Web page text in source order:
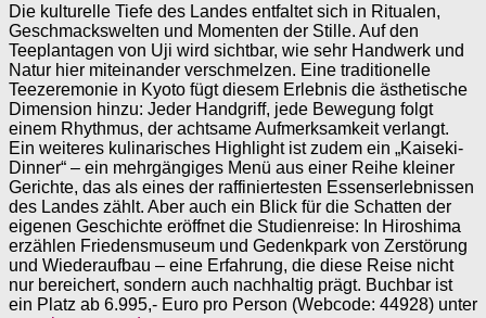
Die kulturelle Tiefe des Landes entfaltet sich in Ritualen,
Geschmackswelten und Momenten der Stille. Auf den
Teeplantagen von Uji wird sichtbar, wie sehr Handwerk und
Natur hier miteinander verschmelzen. Eine traditionelle
Teezeremonie in Kyoto fügt diesem Erlebnis die ästhetische
Dimension hinzu: Jeder Handgriff, jede Bewegung folgt
einem Rhythmus, der achtsame Aufmerksamkeit verlangt.
Ein weiteres kulinarisches Highlight ist zudem ein „Kaiseki-
Dinner“ – ein mehrgängiges Menü aus einer Reihe kleiner
Gerichte, das als eines der raffiniertesten Essenserlebnissen
des Landes zählt. Aber auch ein Blick für die Schatten der
eigenen Geschichte eröffnet die Studienreise: In Hiroshima
erzählen Friedensmuseum und Gedenkpark von Zerstörung
und Wiederaufbau – eine Erfahrung, die diese Reise nicht
nur bereichert, sondern auch nachhaltig prägt. Buchbar ist
ein Platz ab 6.995,- Euro pro Person (Webcode: 44928) unter